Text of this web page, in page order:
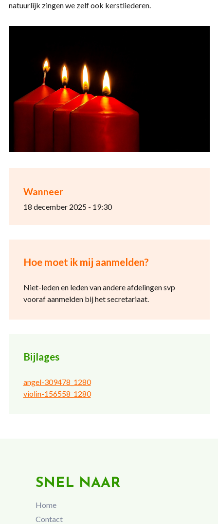
Wanneer
18 december 2025 - 19:30
Hoe moet ik mij aanmelden?
Niet-leden en leden van andere afdelingen svp
vooraf aanmelden bij het secretariaat.
Bijlages
angel-309478_1280
violin-156558_1280
natuurlijk zingen we zelf ook kerstliederen.
SNEL NAAR
Home
Contact